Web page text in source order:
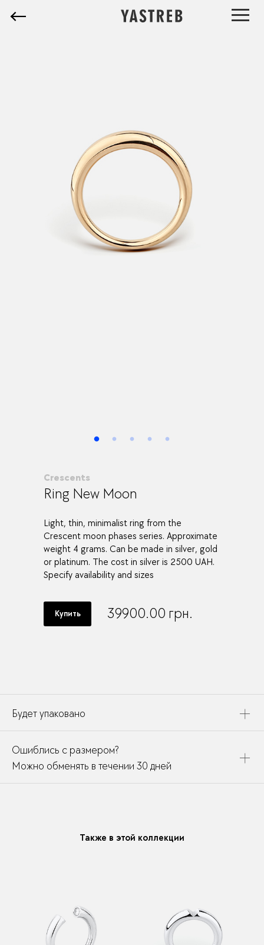
Crescents
Ring New Moon
Light, thin, minimalist ring from the
Crescent moon phases series. Approximate
weight 4 grams. Can be made in silver, gold
or platinum. The cost in silver is 2500 UAH.
Specify availability and sizes
Купить 39900.00 грн.
Будет упаковано
дополнено открыткой, паспортом украшения и
собрано в подарочный пакет
Ошиблись с размером?
Можно обменять в течении 30 дней
Также в этой коллекции